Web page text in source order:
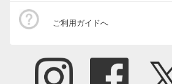
ご利用ガイドへ